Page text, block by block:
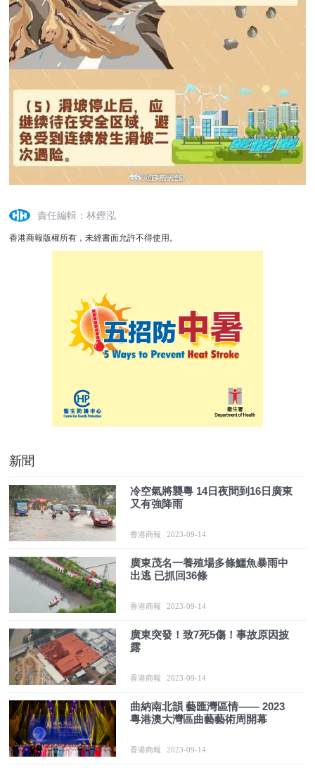
責任編輯：林鏗泓
香港商報版權所有，未經書面允許不得使用。
新聞
冷空氣將襲粵 14日夜間到16日廣東
又有強降雨
香港商報 2023-09-14
廣東茂名一養殖場多條鱷魚暴雨中
出逃 已抓回36條
香港商報 2023-09-14
廣東突發！致7死5傷！事故原因披
露
香港商報 2023-09-14
曲納南北韻 藝匯灣區情—— 2023
粵港澳大灣區曲藝藝術周開幕
香港商報 2023-09-14